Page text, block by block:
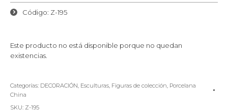
Código: Z-195
Este producto no está disponible porque no quedan
existencias.
Categorías: DECORACIÓN, Esculturas, Figuras de colección, Porcelana
China
SKU: Z-195